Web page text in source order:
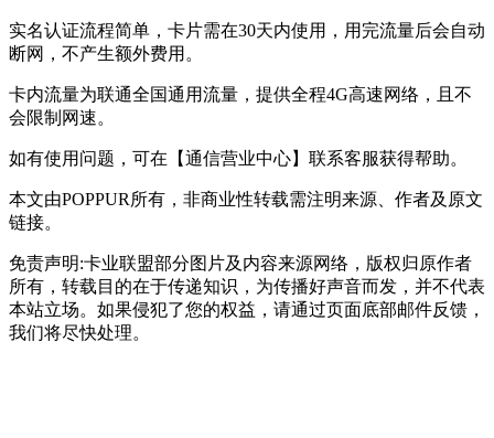
实名认证流程简单，卡片需在30天内使用，用完流量后会自动
断网，不产生额外费用。
卡内流量为联通全国通用流量，提供全程4G高速网络，且不
会限制网速。
如有使用问题，可在【通信营业中心】联系客服获得帮助。
本文由POPPUR所有，非商业性转载需注明来源、作者及原文
链接。
免责声明:卡业联盟部分图片及内容来源网络，版权归原作者
所有，转载目的在于传递知识，为传播好声音而发，并不代表
本站立场。如果侵犯了您的权益，请通过页面底部邮件反馈，
我们将尽快处理。